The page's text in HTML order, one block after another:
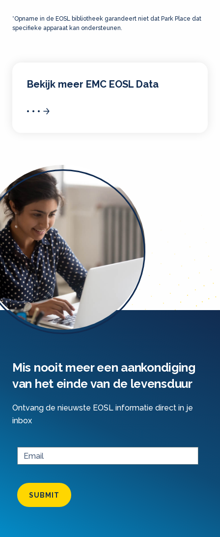
*Opname in de EOSL bibliotheek garandeert niet dat Park Place dat
specifieke apparaat kan ondersteunen.
Bekijk meer EMC EOSL Data
Mis nooit meer een aankondiging
van het einde van de levensduur
Ontvang de nieuwste EOSL informatie direct in je
inbox
SUBMIT